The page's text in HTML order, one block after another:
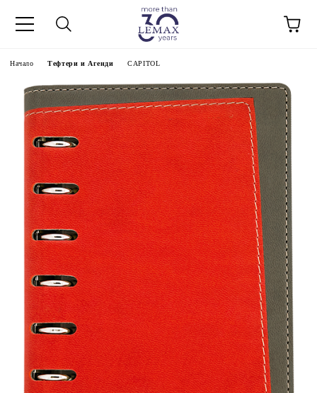
Начало Тефтери и Агенди CAPITOL